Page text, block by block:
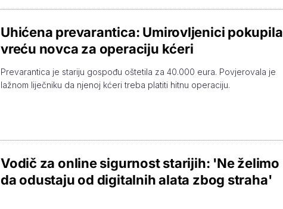
Uhićena prevarantica: Umirovljenici pokupila
vreću novca za operaciju kćeri
Prevarantica je stariju gospođu oštetila za 40.000 eura. Povjerovala je
lažnom liječniku da njenoj kćeri treba platiti hitnu operaciju.
Vodič za online sigurnost starijih: 'Ne želimo
da odustaju od digitalnih alata zbog straha'